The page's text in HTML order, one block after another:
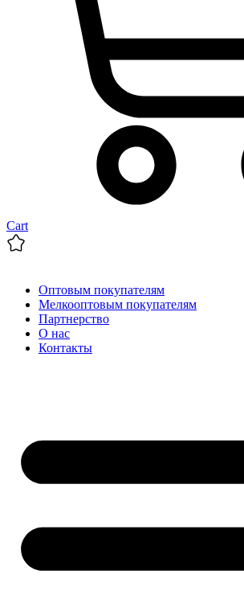
Cart
Оптовым покупателям
Мелкооптовым покупателям
Партнерство
О нас
Контакты